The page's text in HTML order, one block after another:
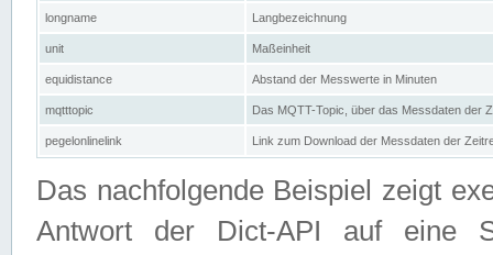
longname Langbezeichnung
unit Maßeinheit
equidistance Abstand der Messwerte in Minuten
mqtttopic Das MQTT-Topic, über das Messdaten der
pegelonlinelink Link zum Download der Messdaten der
Das nachfolgende Beispiel zeigt
Antwort der Dict-API auf eine